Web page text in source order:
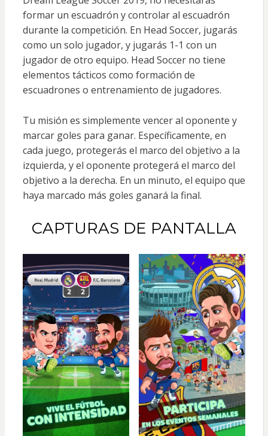
formar un escuadrón y controlar al escuadrón
durante la competición. En Head Soccer, jugarás
como un solo jugador, y jugarás 1-1 con un
jugador de otro equipo. Head Soccer no tiene
elementos tácticos como formación de
escuadrones o entrenamiento de jugadores.
Tu misión es simplemente vencer al oponente y
marcar goles para ganar. Específicamente, en
cada juego, protegerás el marco del objetivo a la
izquierda, y el oponente protegerá el marco del
objetivo a la derecha. En un minuto, el equipo que
haya marcado más goles ganará la final.
CAPTURAS DE PANTALLA